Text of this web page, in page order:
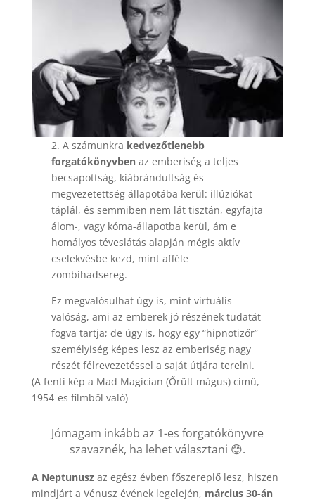
2. A számunkra kedvezőtlenebb
forgatókönyvben az emberiség a teljes
becsapottság, kiábrándultság és
megvezetettség állapotába kerül: illúziókat
táplál, és semmiben nem lát tisztán, egyfajta
álom-, vagy kóma-állapotba kerül, ám e
homályos téveslátás alapján mégis aktív
cselekvésbe kezd, mint afféle
zombihadsereg.
Ez megvalósulhat úgy is, mint virtuális
valóság, ami az emberek jó részének tudatát
fogva tartja; de úgy is, hogy egy “hipnotizőr”
személyiség képes lesz az emberiség nagy
részét félrevezetéssel a saját útjára terelni.
(A fenti kép a Mad Magician (Őrült mágus) című,
1954-es filmből való)
Jómagam inkább az 1-es forgatókönyvre
szavaznék, ha lehet választani 😊.
A Neptunuszaz egész évben főszereplő lesz, hiszen
mindjárt a Vénusz évének legelején, március 30-án